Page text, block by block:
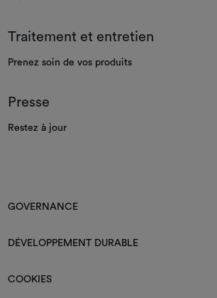
Traitement et entretien
Prenez soin de vos produits
Presse
Restez à jour
GOVERNANCE
DÉVELOPPEMENT DURABLE
COOKIES